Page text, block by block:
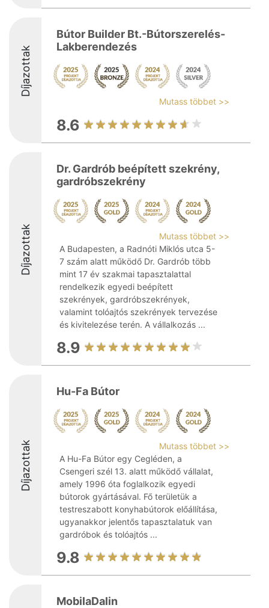
Díjazottak
Bútor Builder Bt.-Bútorszerelés-
Lakberendezés
Mutass többet >>
8.6
Díjazottak
Dr. Gardrób beépített szekrény,
gardróbszekrény
Mutass többet >>
A Budapesten, a Radnóti Miklós utca 5-
7 szám alatt működő Dr. Gardrób több
mint 17 év szakmai tapasztalattal
rendelkezik egyedi beépített
szekrények, gardróbszekrények,
valamint tolóajtós szekrények tervezése
és kivitelezése terén. A vállalkozás ...
8.9
Díjazottak
Hu-Fa Bútor
Mutass többet >>
A Hu-Fa Bútor egy Cegléden, a
Csengeri szél 13. alatt működő vállalat,
amely 1996 óta foglalkozik egyedi
bútorok gyártásával. Fő területük a
testreszabott konyhabútorok előállítása,
ugyanakkor jelentős tapasztalatuk van
gardróbok és tolóajtós ...
9.8
MobilaDalin